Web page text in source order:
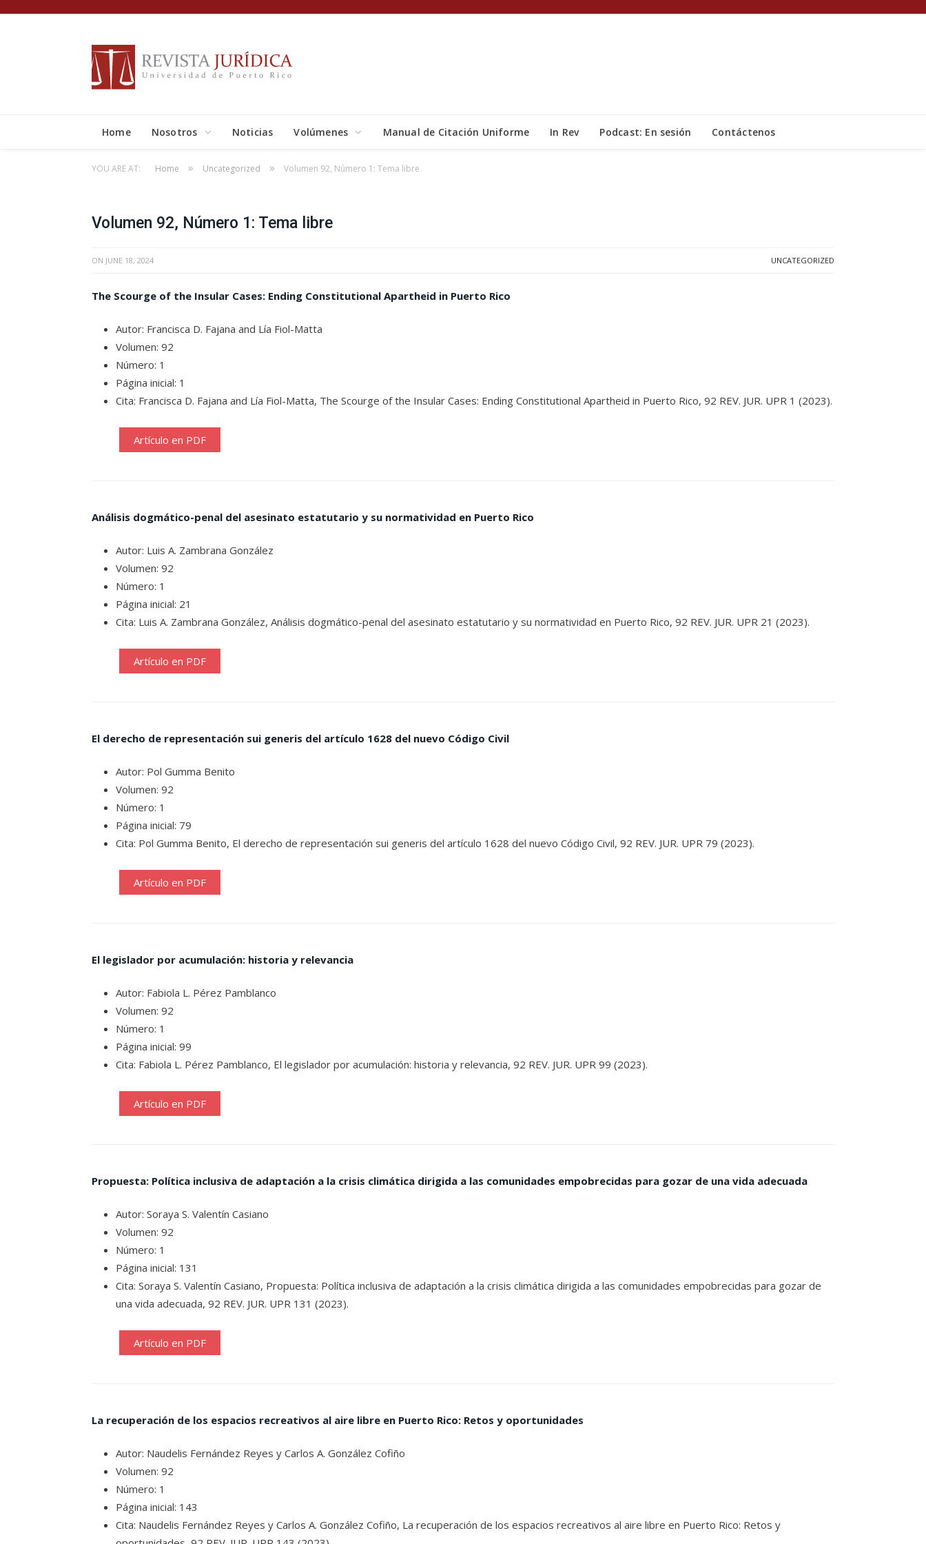
Home Nosotros Noticias Volúmenes Manual de Citación Uniforme In Rev Podcast: En sesión Contáctenos
YOU ARE AT: Home » Uncategorized » Volumen 92, Número 1: Tema libre
Volumen 92, Número 1: Tema libre
ON JUNE 18, 2024 UNCATEGORIZED
The Scourge of the Insular Cases: Ending Constitutional Apartheid in Puerto Rico
Autor: Francisca D. Fajana and Lía Fiol-Matta
Volumen: 92
Número: 1
Página inicial: 1
Cita: Francisca D. Fajana and Lía Fiol-Matta, The Scourge of the Insular Cases: Ending Constitutional Apartheid in Puerto Rico, 92 REV. JUR. UPR 1 (2023).
Artículo en PDF
Análisis dogmático-penal del asesinato estatutario y su normatividad en Puerto Rico
Autor: Luis A. Zambrana González
Volumen: 92
Número: 1
Página inicial: 21
Cita: Luis A. Zambrana González, Análisis dogmático-penal del asesinato estatutario y su normatividad en Puerto Rico, 92 REV. JUR. UPR 21 (2023).
Artículo en PDF
El derecho de representación sui generis del artículo 1628 del nuevo Código Civil
Autor: Pol Gumma Benito
Volumen: 92
Número: 1
Página inicial: 79
Cita: Pol Gumma Benito, El derecho de representación sui generis del artículo 1628 del nuevo Código Civil, 92 REV. JUR. UPR 79 (2023).
Artículo en PDF
El legislador por acumulación: historia y relevancia
Autor: Fabiola L. Pérez Pamblanco
Volumen: 92
Número: 1
Página inicial: 99
Cita: Fabiola L. Pérez Pamblanco, El legislador por acumulación: historia y relevancia, 92 REV. JUR. UPR 99 (2023).
Artículo en PDF
Propuesta: Política inclusiva de adaptación a la crisis climática dirigida a las comunidades empobrecidas para gozar de una vida adecuada
Autor: Soraya S. Valentín Casiano
Volumen: 92
Número: 1
Página inicial: 131
Cita: Soraya S. Valentín Casiano, Propuesta: Política inclusiva de adaptación a la crisis climática dirigida a las comunidades empobrecidas para gozar de
una vida adecuada, 92 REV. JUR. UPR 131 (2023).
Artículo en PDF
La recuperación de los espacios recreativos al aire libre en Puerto Rico: Retos y oportunidades
Autor: Naudelis Fernández Reyes y Carlos A. González Cofiño
Volumen: 92
Número: 1
Página inicial: 143
Cita: Naudelis Fernández Reyes y Carlos A. González Cofiño, La recuperación de los espacios recreativos al aire libre en Puerto Rico: Retos y